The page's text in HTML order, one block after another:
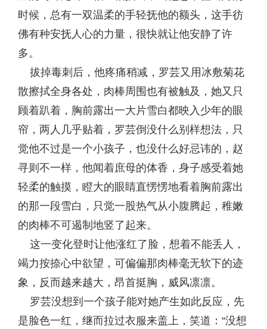
时候，总有一双温柔的手轻抚他的额头，这手彷
佛有种安抚人心的力量，很快就让他安静了许
多。
拔掉毒刺后，他疼痛稍减，罗芸又用冰敷菊花
散擦拭全身各处，肉棒周围也有被触及，她又只
顾着趴着，胸前露出一大片雪白都映入少年的眼
帘，两人几乎贴着，罗芸倒没什么别样想法，只
觉他不过是一个小孩子，也没什么好忌讳的，赵
寻则不一样，他闻着庶母的体香，身子感受着她
轻柔的触摸，瞪大的眼睛直愣愣地看着胸前露出
的那一段雪白，只觉一股热气从小腹腾起，稚嫩
的肉棒不可遏制地竖了起来。
这一变化登时让他涨红了脸，想着不能丢人，
竭力按捺心中欲望，可偏偏那肉棒毫无软下的迹
象，反而越来越大，昂首挺胸，威风凛凛。
罗芸没想到一个孩子能对她产生如此反应，先
是脸色一红，继而拉过衣服来盖上，笑道：“没想